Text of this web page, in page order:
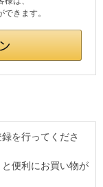
きます。
を行ってくださ
便利にお買い物が